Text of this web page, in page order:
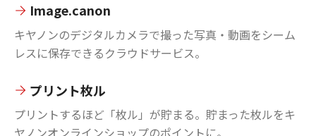
Image.canon
キヤノンのデジタルカメラで撮った写真・動画をシーム
レスに保存できるクラウドサービス。
プリント枚ル
プリントするほど「枚ル」が貯まる。貯まった枚ルをキ